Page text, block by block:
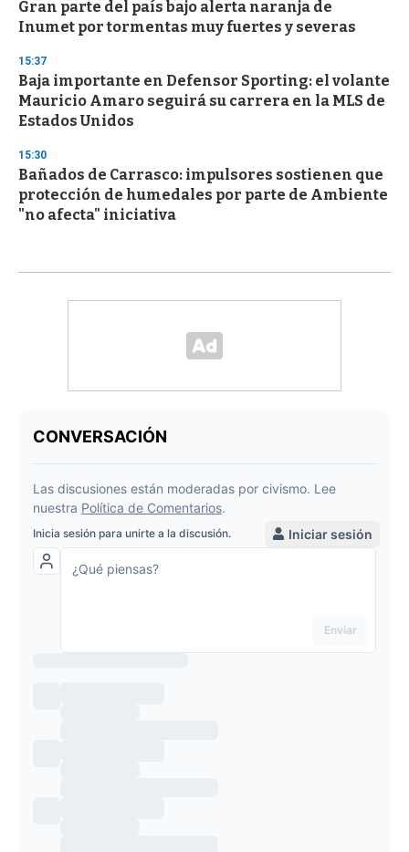
Gran parte del país bajo alerta naranja de
Inumet por tormentas muy fuertes y severas
15:37
Baja importante en Defensor Sporting: el volante
Mauricio Amaro seguirá su carrera en la MLS de
Estados Unidos
15:30
Bañados de Carrasco: impulsores sostienen que
protección de humedales por parte de Ambiente
"no afecta" iniciativa